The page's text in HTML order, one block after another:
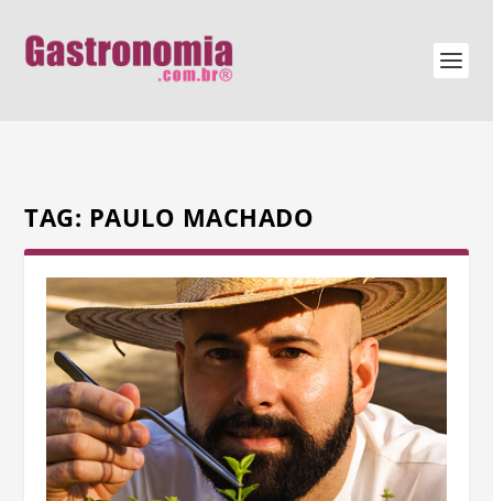
TAG: PAULO MACHADO